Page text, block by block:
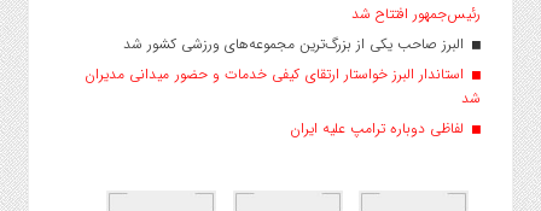
رئیس‌جمهور افتتاح شد
البرز صاحب یکی از بزرگ‌ترین مجموعه‌های ورزشی کشور شد
استاندار البرز خواستار ارتقای کیفی خدمات و حضور میدانی مدیران
شد
لفاظی دوباره ترامپ علیه ایران